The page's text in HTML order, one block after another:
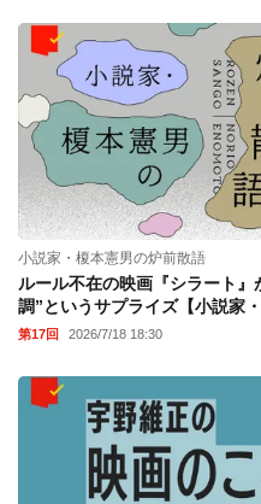
小説家・榎本憲男の炉前散語
ルール不在の映画『シラート
調”というサプライズ【小説家
第17回 2026/7/18 18:30